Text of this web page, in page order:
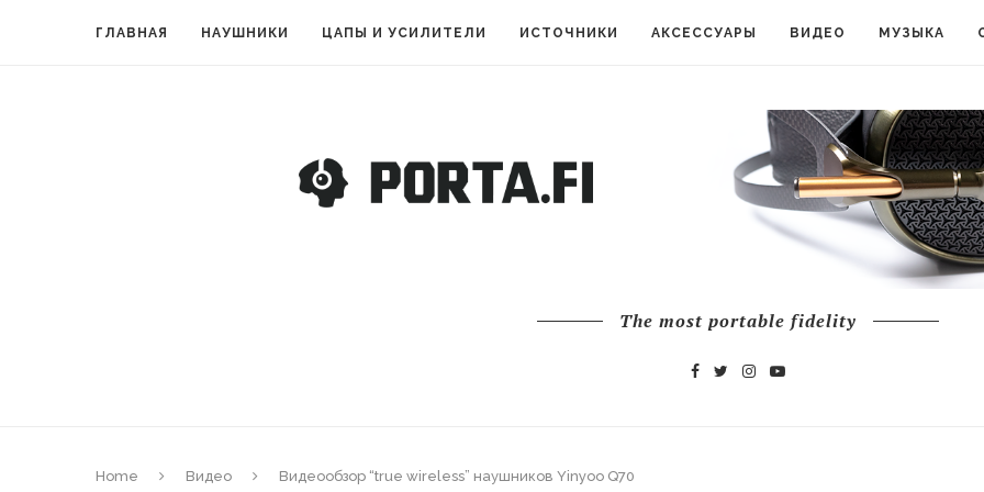
ГЛАВНАЯ НАУШНИКИ ЦАПЫ И УСИЛИТЕЛИ ИСТОЧНИКИ АКСЕССУАРЫ ВИДЕО МУЗЫКА
The most portable fidelity
Home Видео Видеообзор “true wireless” наушников Yinyoo Q70